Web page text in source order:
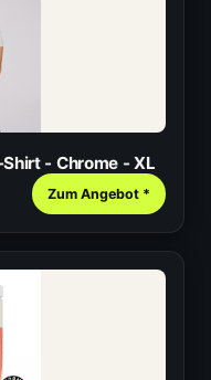
- Chrome - XL
Zum Angebot *